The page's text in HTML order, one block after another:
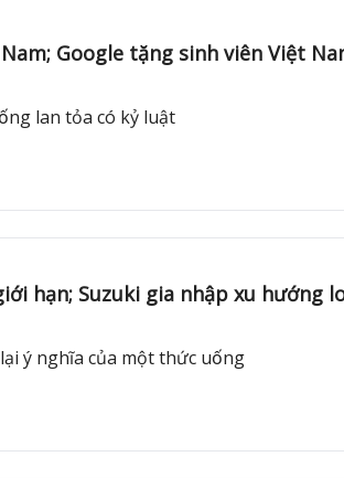
Google tặng sinh viên Việt
lan tỏa có kỷ luật
hạn; Suzuki gia nhập xu
ý nghĩa của một thức uống